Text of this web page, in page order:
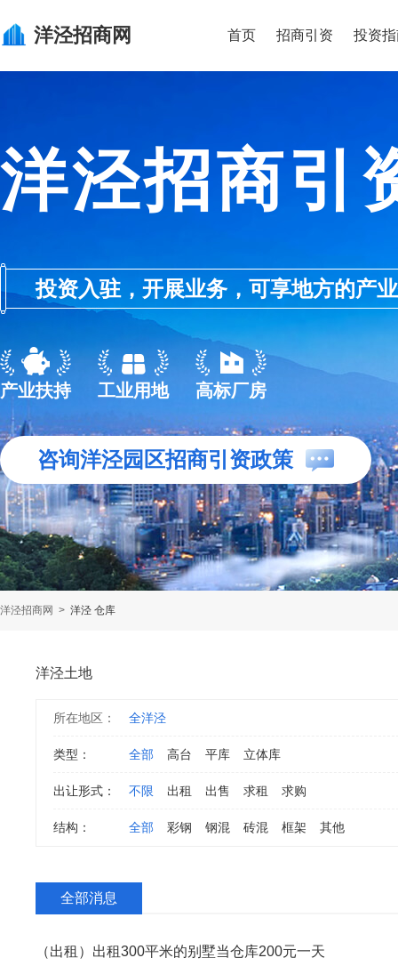
洋泾招商网 首页 招商引资 投资
洋泾招商引
投资入驻，开展业务，可享地方的产
产业扶持 工业用地 高标厂房
咨询洋泾园区招商引资政策
洋泾招商网 > 洋泾 仓库
洋泾土地
所在地区： 全洋泾
类型： 全部 高台 平库 立体库
出让形式： 不限 出租 出售 求租 求购
结构： 全部 彩钢 钢混 砖混 框架 其他
全部消息
（出租）出租300平米的别墅当仓库200元一天